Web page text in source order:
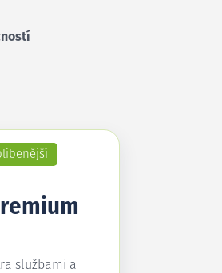
službami a